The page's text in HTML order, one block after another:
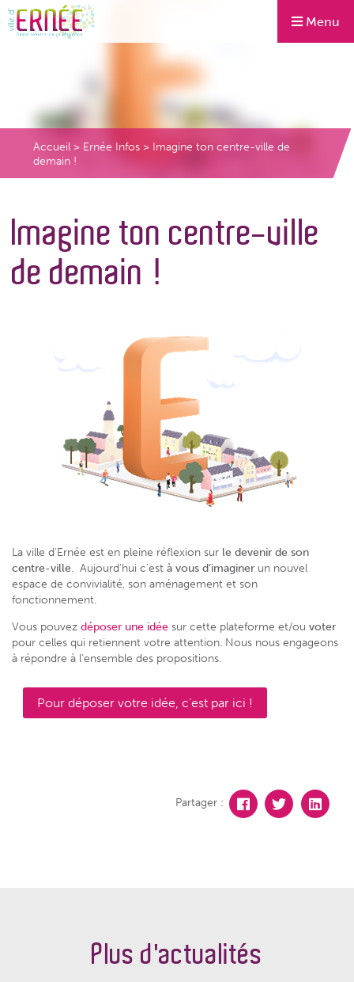
Menu
Accueil > Ernée Infos > Imagine ton centre-ville de
demain !
Imagine ton centre-ville
de demain !
La ville d’Ernée est en pleine réflexion sur le devenir de son
centre-ville. Aujourd’hui c’est à vous d’imaginer un nouvel
espace de convivialité, son aménagement et son
fonctionnement.
Vous pouvez déposer une idée sur cette plateforme et/ou voter
pour celles qui retiennent votre attention. Nous nous engageons
à répondre à l’ensemble des propositions.
Pour déposer votre idée, c’est par ici !
Partager :
Plus d'actualités